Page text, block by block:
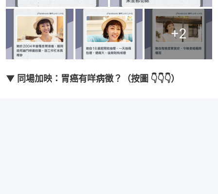
+2
▼ 同場加映：胃癌有咩病徵？（按圖 👇👇👇）